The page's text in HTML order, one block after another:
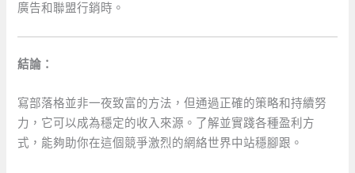
廣告和聯盟行銷時。
結論：
寫部落格並非一夜致富的方法，但通過正確的策略和持續努
力，它可以成為穩定的收入來源。了解並實踐各種盈利方
式，能夠助你在這個競爭激烈的網絡世界中站穩腳跟。